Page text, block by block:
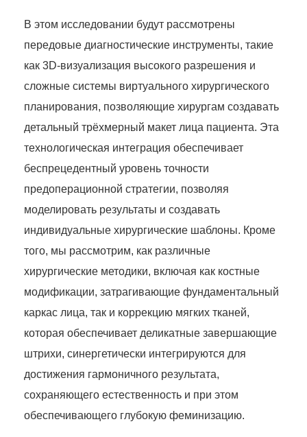
В этом исследовании будут рассмотрены
передовые диагностические инструменты, такие
как 3D-визуализация высокого разрешения и
сложные системы виртуального хирургического
планирования, позволяющие хирургам создавать
детальный трёхмерный макет лица пациента. Эта
технологическая интеграция обеспечивает
беспрецедентный уровень точности
предоперационной стратегии, позволяя
моделировать результаты и создавать
индивидуальные хирургические шаблоны. Кроме
того, мы рассмотрим, как различные
хирургические методики, включая как костные
модификации, затрагивающие фундаментальный
каркас лица, так и коррекцию мягких тканей,
которая обеспечивает деликатные завершающие
штрихи, синергетически интегрируются для
достижения гармоничного результата,
сохраняющего естественность и при этом
обеспечивающего глубокую феминизацию.